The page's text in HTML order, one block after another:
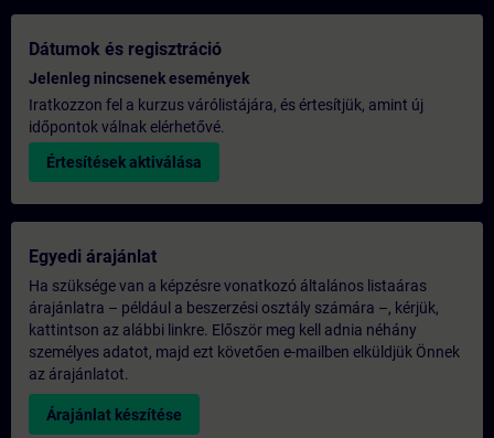
Dátumok és regisztráció
Jelenleg nincsenek események
Iratkozzon fel a kurzus várólistájára, és értesítjük, amint új
időpontok válnak elérhetővé.
Értesítések aktiválása
Egyedi árajánlat
Ha szüksége van a képzésre vonatkozó általános listaáras
árajánlatra – például a beszerzési osztály számára –, kérjük,
kattintson az alábbi linkre. Először meg kell adnia néhány
személyes adatot, majd ezt követően e-mailben elküldjük Önnek
az árajánlatot.
Árajánlat készítése